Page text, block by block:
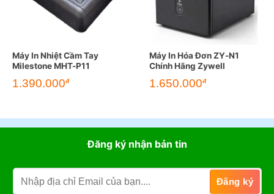
Máy In Nhiệt Cầm Tay
Milestone MHT-P11
1.390.000đ
Máy In Hóa Đơn ZY-N1
Chính Hãng Zywell
1.650.000đ
Đăng ký nhận bản tin